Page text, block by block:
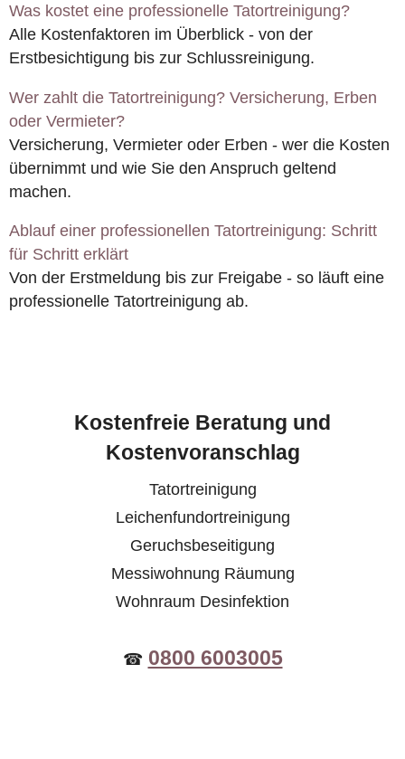
Was kostet eine professionelle Tatortreinigung?
Alle Kostenfaktoren im Überblick - von der
Erstbesichtigung bis zur Schlussreinigung.
Wer zahlt die Tatortreinigung? Versicherung, Erben
oder Vermieter?
Versicherung, Vermieter oder Erben - wer die Kosten
übernimmt und wie Sie den Anspruch geltend
machen.
Ablauf einer professionellen Tatortreinigung: Schritt
für Schritt erklärt
Von der Erstmeldung bis zur Freigabe - so läuft eine
professionelle Tatortreinigung ab.
Kostenfreie Beratung und
Kostenvoranschlag
Tatortreinigung
Leichenfundortreinigung
Geruchsbeseitigung
Messiwohnung Räumung
Wohnraum Desinfektion
☎ 0800 6003005